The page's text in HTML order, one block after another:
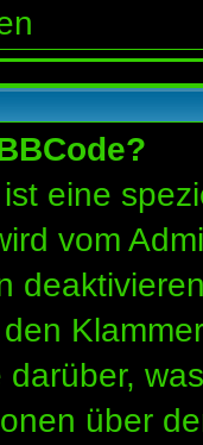
eine
vom
darüber,
über